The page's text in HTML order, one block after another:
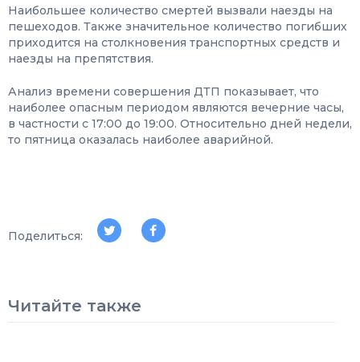
Наибольшее количество смертей вызвали наезды на
пешеходов. Также значительное количество погибших
приходится на столкновения транспортных средств и
наезды на препятствия.
Анализ времени совершения ДТП показывает, что
наиболее опасным периодом являются вечерние часы,
в частности с 17:00 до 19:00. Относительно дней недели,
то пятница оказалась наиболее аварийной.
Поделиться:
Читайте также